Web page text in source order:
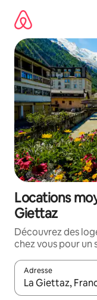
directement
contenu
Locations
Giettaz
Découvrez des
chez vous pour un
Adresse
Lorsque les